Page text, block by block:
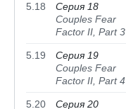
5.18
Серия 18
Couples Fear
Factor II, Part 3
5.19
Серия 19
Couples Fear
Factor II, Part 4
5.20
Серия 20